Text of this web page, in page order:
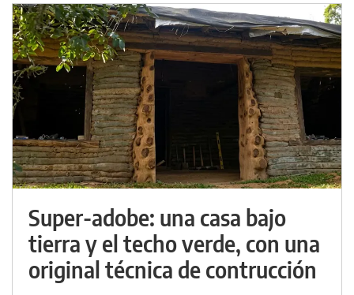
Super-adobe: una casa bajo
tierra y el techo verde, con una
original técnica de contrucción